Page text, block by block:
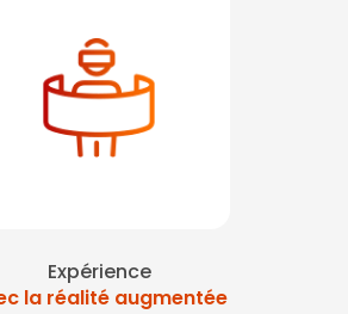
Expérience
la réalité augmentée